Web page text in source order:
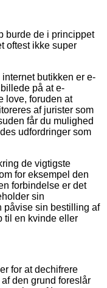
burde de i princippet
oftest ikke super
butikken er e-
på at e-
love, foruden at
af jurister som
får du mulighed
udfordringer som
de vigtigste
for eksempel den
forbindelse er det
sin
påvise sin bestilling af
til en kvinde eller
for at dechifrere
den grund foreslår